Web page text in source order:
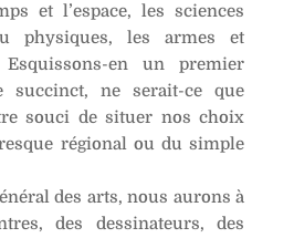
et l’espace, les sciences
physiques, les armes et
en un premier
succinct, ne serait-ce que
souci de situer nos choix
régional ou du simple
des arts, nous aurons à
des dessinateurs, des